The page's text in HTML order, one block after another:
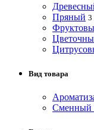
Пряный 3
Вид товара
Сменный